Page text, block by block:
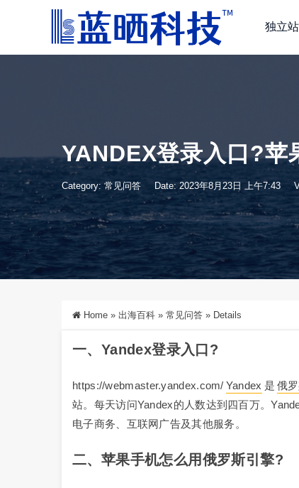
独立站
YANDEX登录入口?苹
Category: 常见问答 Date: 2023年8月23日 上午7:43
Home » 出海百科 » 常见问答 » Details
一、yandex登录入口?
https://webmaster.yandex.com/ Yandex 是 俄
站。每天访问Yandex的人数达到四百万。
电子商务、互联网广告及其他服务。
二、苹果手机怎么用俄罗斯引擎?